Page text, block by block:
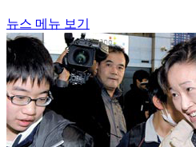
뉴스 메뉴 보기